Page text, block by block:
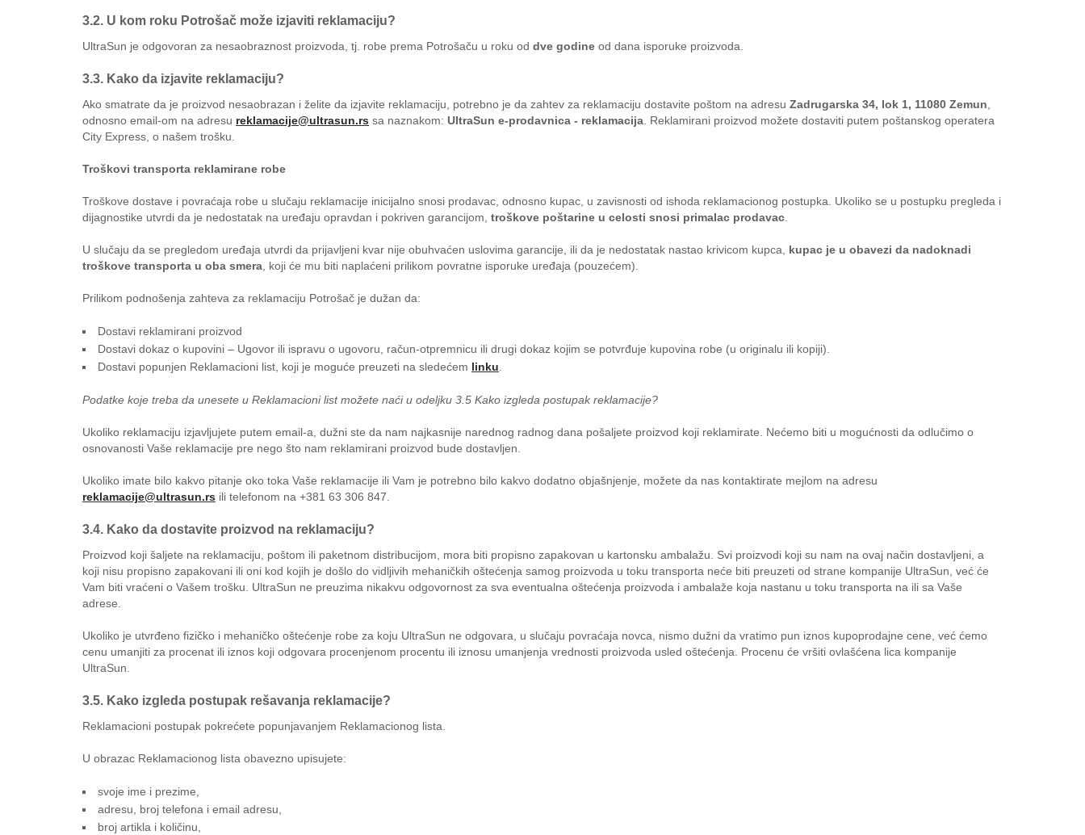
3.2. U kom roku Potrošač može izjaviti reklamaciju?
UltraSun je odgovoran za nesaobraznost proizvoda, tj. robe prema Potrošaču u roku od dve godine od dana isporuke proizvoda.
3.3. Kako da izjavite reklamaciju?
Ako smatrate da je proizvod nesaobrazan i želite da izjavite reklamaciju, potrebno je da zahtev za reklamaciju dostavite poštom na adresu Zadrugarska 34, lok 1, 11080 Zemun,
odnosno email-om na adresu reklamacije@ultrasun.rs sa naznakom: UltraSun e-prodavnica - reklamacija. Reklamirani proizvod možete dostaviti putem poštanskog operatera
City Express, o našem trošku.
Troškovi transporta reklamirane robe
Troškove dostave i povraćaja robe u slučaju reklamacije inicijalno snosi prodavac, odnosno kupac, u zavisnosti od ishoda reklamacionog postupka. Ukoliko se u postupku pregleda i
dijagnostike utvrdi da je nedostatak na uređaju opravdan i pokriven garancijom, troškove poštarine u celosti snosi primalac prodavac.
U slučaju da se pregledom uređaja utvrdi da prijavljeni kvar nije obuhvaćen uslovima garancije, ili da je nedostatak nastao krivicom kupca, kupac je u obavezi da nadoknadi
troškove transporta u oba smera, koji će mu biti naplaćeni prilikom povratne isporuke uređaja (pouzećem).
Prilikom podnošenja zahteva za reklamaciju Potrošač je dužan da:
Dostavi reklamirani proizvod
Dostavi dokaz o kupovini – Ugovor ili ispravu o ugovoru, račun-otpremnicu ili drugi dokaz kojim se potvrđuje kupovina robe (u originalu ili kopiji).
Dostavi popunjen Reklamacioni list, koji je moguće preuzeti na sledećem linku.
Podatke koje treba da unesete u Reklamacioni list možete naći u odeljku 3.5 Kako izgleda postupak reklamacije?
Ukoliko reklamaciju izjavljujete putem email-a, dužni ste da nam najkasnije narednog radnog dana pošaljete proizvod koji reklamirate. Nećemo biti u mogućnosti da odlučimo o
osnovanosti Vaše reklamacije pre nego što nam reklamirani proizvod bude dostavljen.
Ukoliko imate bilo kakvo pitanje oko toka Vaše reklamacije ili Vam je potrebno bilo kakvo dodatno objašnjenje, možete da nas kontaktirate mejlom na adresu
reklamacije@ultrasun.rs ili telefonom na +381 63 306 847.
3.4. Kako da dostavite proizvod na reklamaciju?
Proizvod koji šaljete na reklamaciju, poštom ili paketnom distribucijom, mora biti propisno zapakovan u kartonsku ambalažu. Svi proizvodi koji su nam na ovaj način dostavljeni, a
koji nisu propisno zapakovani ili oni kod kojih je došlo do vidljivih mehaničkih oštećenja samog proizvoda u toku transporta neće biti preuzeti od strane kompanije UltraSun, već će
Vam biti vraćeni o Vašem trošku. UltraSun ne preuzima nikakvu odgovornost za sva eventualna oštećenja proizvoda i ambalaže koja nastanu u toku transporta na ili sa Vaše
adrese.
Ukoliko je utvrđeno fizičko i mehaničko oštećenje robe za koju UltraSun ne odgovara, u slučaju povraćaja novca, nismo dužni da vratimo pun iznos kupoprodajne cene, već ćemo
cenu umanjiti za procenat ili iznos koji odgovara procenjenom procentu ili iznosu umanjenja vrednosti proizvoda usled oštećenja. Procenu će vršiti ovlašćena lica kompanije
UltraSun.
3.5. Kako izgleda postupak rešavanja reklamacije?
Reklamacioni postupak pokrećete popunjavanjem Reklamacionog lista.
U obrazac Reklamacionog lista obavezno upisujete:
svoje ime i prezime,
adresu, broj telefona i email adresu,
broj artikla i količinu,